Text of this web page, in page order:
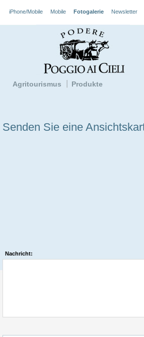
iPhone/Mobile Mobile Fotogalerie Newsletter
Agritourismus Produkte
Senden Sie eine
Nachricht: